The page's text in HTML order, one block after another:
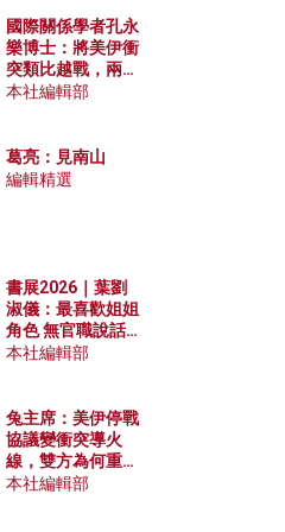
國際關係學者孔永
樂博士：將美伊衝
突類比越戰，兩者
有何異同？中國崛
本社編輯部
葛亮：見南山
編輯精選
書展2026｜葉劉
淑儀：最喜歡姐姐
角色 無官職說話
包袱少
本社編輯部
兔主席：美伊停戰
協議變衝突導火
線，雙方為何重啟
戰爭？伊朗一早洞
本社編輯部